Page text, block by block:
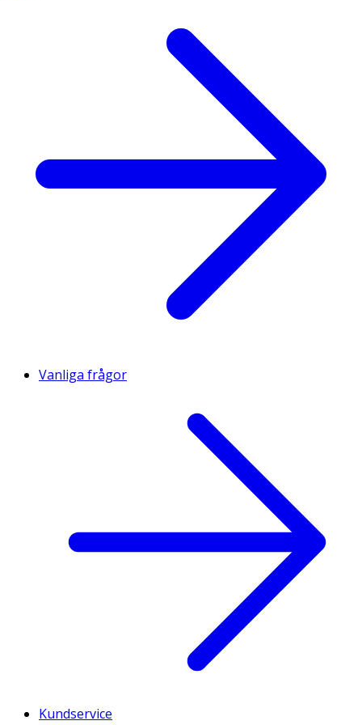
Vanliga frågor
Kundservice